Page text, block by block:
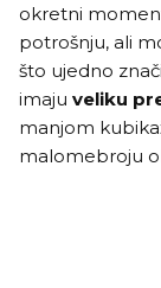
okretni
potrošnju, ali
što ujedno
imaju veliku
manjom
malomebroju